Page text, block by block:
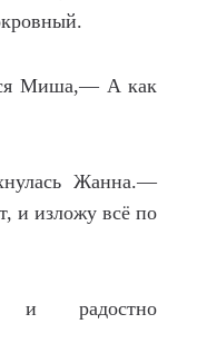
Миша,— А как
Жанна.—
и изложу всё по
и радостно